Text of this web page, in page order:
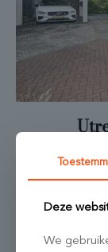
64 m
Deze
We